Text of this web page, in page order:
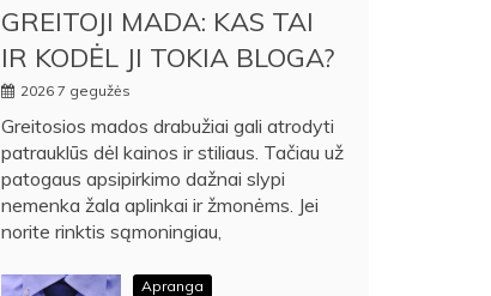
GREITOJI MADA: KAS TAI
IR KODĖL JI TOKIA BLOGA?
2026 7 gegužės
Greitosios mados drabužiai gali atrodyti
patrauklūs dėl kainos ir stiliaus. Tačiau už
patogaus apsipirkimo dažnai slypi
nemenka žala aplinkai ir žmonėms. Jei
norite rinktis sąmoningiau,
Apranga